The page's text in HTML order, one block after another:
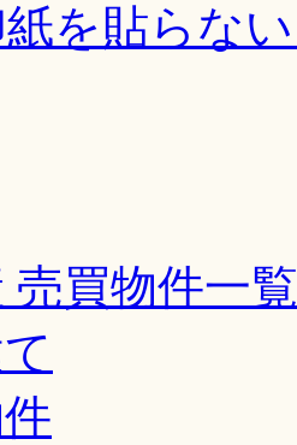
紙を貼らな
売買物件一覧